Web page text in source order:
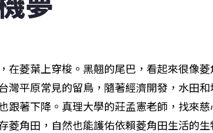
在菱葉上穿梭。黑翹的尾巴，看起來很像
灣平原常見的留鳥，隨著經濟開發，水田
跟著下降。真理大學的莊孟憲老師，找來
菱角田，自然也能護佑依賴菱角田生活的